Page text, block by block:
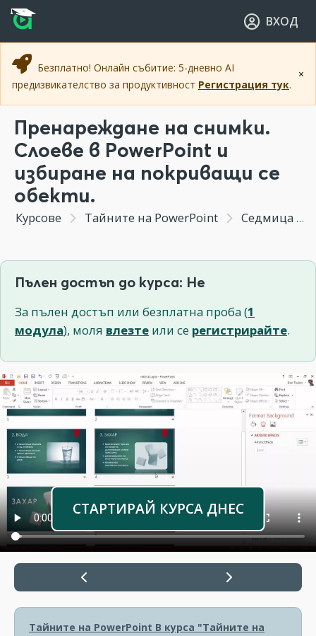
Прескочи към основното съдържание
Прескочи към навигацията
ВХОД
×
Безплатно! Онлайн събитие: 5-дневно AI
предизвикателство за продуктивност Регистрация тук.
Пренареждане на снимки.
Слоеве в PowerPoint и
избиране на покриващи се
обекти.
Курсове Тайните на PowerPoint Седмица 2 - Вграждането на изображения с цветни корекции, ефекти и трикове за уеднаквяване на изображения от различни източници.
Пълен достъп до курса: Не
За пълен достъп или безплатна проба (1
модула), моля влезте или се регистрирайте.
СТАРТИРАЙ КУРСА ДНЕС
Тайните на PowerPoint В курса "Тайните на